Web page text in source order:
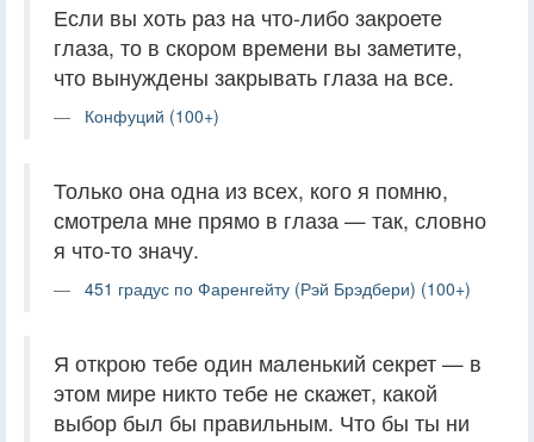
Если вы хоть раз на что-либо закроете
глаза, то в скором времени вы заметите,
что вынуждены закрывать глаза на все.
Конфуций (100+)
Только она одна из всех, кого я помню,
смотрела мне прямо в глаза — так, словно
я что-то значу.
451 градус по Фаренгейту (Рэй Брэдбери) (100+)
Я открою тебе один маленький секрет — в
этом мире никто тебе не скажет, какой
выбор был бы правильным. Что бы ты ни